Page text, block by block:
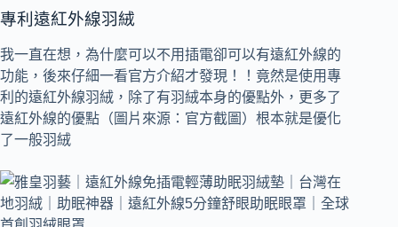
專利遠紅外線羽絨
我一直在想，為什麼可以不用插電卻可以有遠紅外線的
功能，後來仔細一看官方介紹才發現！！竟然是使用專
利的遠紅外線羽絨，除了有羽絨本身的優點外，更多了
遠紅外線的優點（圖片來源：官方截圖）根本就是優化
了一般羽絨